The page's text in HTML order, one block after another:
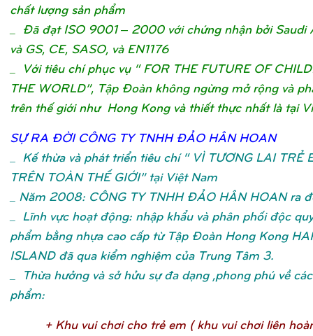
chất lượng sản phẩm
_ Đã đạt ISO 9001 – 2000 với chứng nhận bởi Saudi
và GS, CE, SASO, và EN1176
_ Với tiêu chí phục vụ “ FOR THE FUTURE OF
THE WORLD”, Tập Đoàn không ngừng mở rộng và
trên thế giới như Hong Kong và thiết thực nhất là tại
SỰRA ĐỜI CÔNG TY TNHH ĐẢO HÂN HOAN
Kế thừa và phát triển tiêu chí “ VÌ TƯƠNG LAI TRẺ
TRÊN TOÀN THẾ GIỚI” tại Việt Nam
_ Năm 2008: CÔNG TY TNHH ĐẢO HÂN HOAN ra
_ Lĩnh vực hoạt động: nhập khẩu và phân phối độc
phẩm bằng nhựa cao cấp từ Tập Đoàn Hong Kong
ISLAND đã qua kiểm nghiệm của Trung Tâm 3.
_ Thừa hưởng và sở hửu sự đa dạng ,phong phú về
phẩm:
+ Khu vui chơi cho trẻem ( khu vui chơi liên